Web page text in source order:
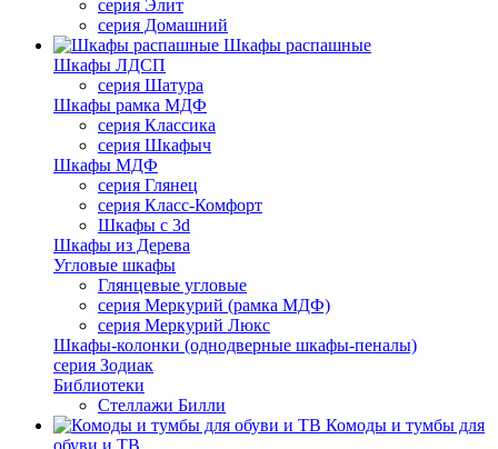
серия Элит
серия Домашний
Шкафы распашные
Шкафы ЛДСП
серия Шатура
Шкафы рамка МДФ
серия Классика
серия Шкафыч
Шкафы МДФ
серия Глянец
серия Класс-Комфорт
Шкафы с 3d
Шкафы из Дерева
Угловые шкафы
Глянцевые угловые
серия Меркурий (рамка МДФ)
серия Меркурий Люкс
Шкафы-колонки (однодверные шкафы-пеналы)
серия Зодиак
Библиотеки
Стеллажи Билли
Комоды и тумбы для
обуви и ТВ